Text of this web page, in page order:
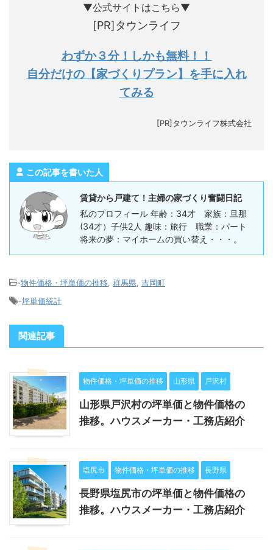
▼公式サイトはこちら▼
[PR]タウンライフ
わずか３分！しかも無料！！
自分だけの【家づくりプラン】を手に入れ
てみる
[PR]タウンライフ株式会社
この記事を書いた人
賃貸から戸建て！主婦の家づくり奮闘日記
私のプロフィール 年齢：34才 家族：旦那
(34才）子供2人 趣味：旅行 職業：パート
将来の夢：マイホームの買い替え・・・。
-物件価格・坪単価の推移 群馬県 吉岡町
-坪単価統計
関連記事
物件価格・坪単価の推移 山形県 戸沢村
山形県戸沢村の坪単価と物件価格の
推移。ハウスメーカー・工務店紹介
塩尻市 物件価格・坪単価の推移 長野県
長野県塩尻市の坪単価と物件価格の
推移。ハウスメーカー・工務店紹介